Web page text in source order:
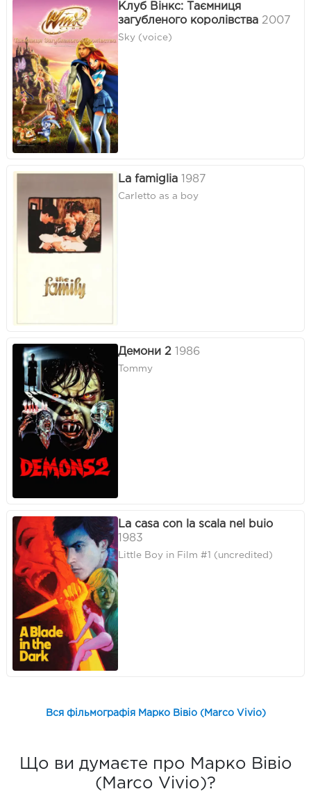
Клуб Вінкс: Таємниця
загубленого королівства 2007
Sky (voice)
La famiglia 1987
Carletto as a boy
Демони 2 1986
Tommy
La casa con la scala nel buio
1983
Little Boy in Film #1 (uncredited)
Вся фільмографія Марко Вівіо (Marco Vivio)
Що ви думаєте про Марко Вівіо
(Marco Vivio)?